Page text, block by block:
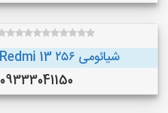
شیائومی Redmi 13 ۲۵۶ گیگابایت اقساطی
09333041150 (رشت )